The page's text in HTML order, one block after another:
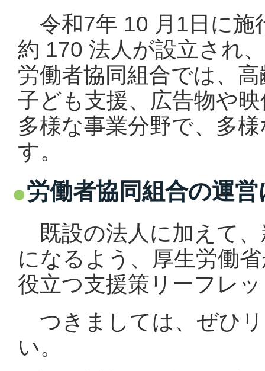
令和7年 10 月1日に施
約 170 法人が設立され
労働者協同組合では、
子ども支援、広告物や
多様な事業分野で、多
す。
労働者協同組合の運
既設の法人に加えて
になるよう、 厚生労働
役立つ支援策リーフレ
つきましては、ぜひ
い。